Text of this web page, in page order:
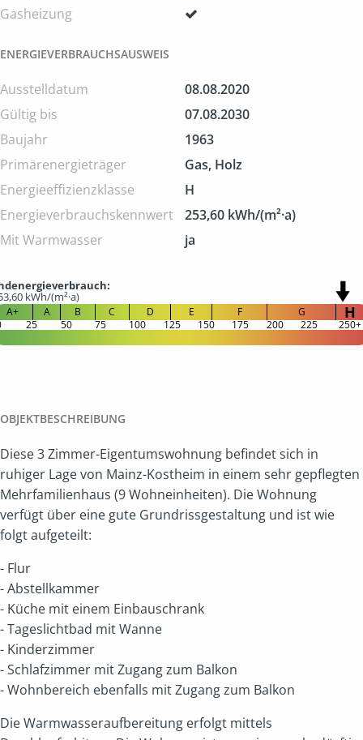
Gasheizung
ENERGIEVERBRAUCHSAUSWEIS
Ausstelldatum
08.08.2020
Gültig bis
07.08.2030
Baujahr
1963
Primärenergieträger
Gas, Holz
Energie­effizienz­klasse
H
Energie­verbrauchs­kennwert
253,60 kWh/(m²·a)
Mit Warmwasser
ja
kWh/(m²·a)
A+ A B C D E F G H
25 50 75 100 125 150 175 200 225 250+
OBJEKTBESCHREIBUNG
Diese 3 Zimmer-Eigentumswohnung befindet sich in
ruhiger Lage von Mainz-Kostheim in einem sehr gepflegten
Mehrfamilienhaus (9 Wohneinheiten). Die Wohnung
verfügt über eine gute Grundrissgestaltung und ist wie
folgt aufgeteilt:
- Flur
- Abstellkammer
- Küche mit einem Einbauschrank
- Tageslichtbad mit Wanne
- Kinderzimmer
- Schlafzimmer mit Zugang zum Balkon
- Wohnbereich ebenfalls mit Zugang zum Balkon
Die Warmwasseraufbereitung erfolgt mittels